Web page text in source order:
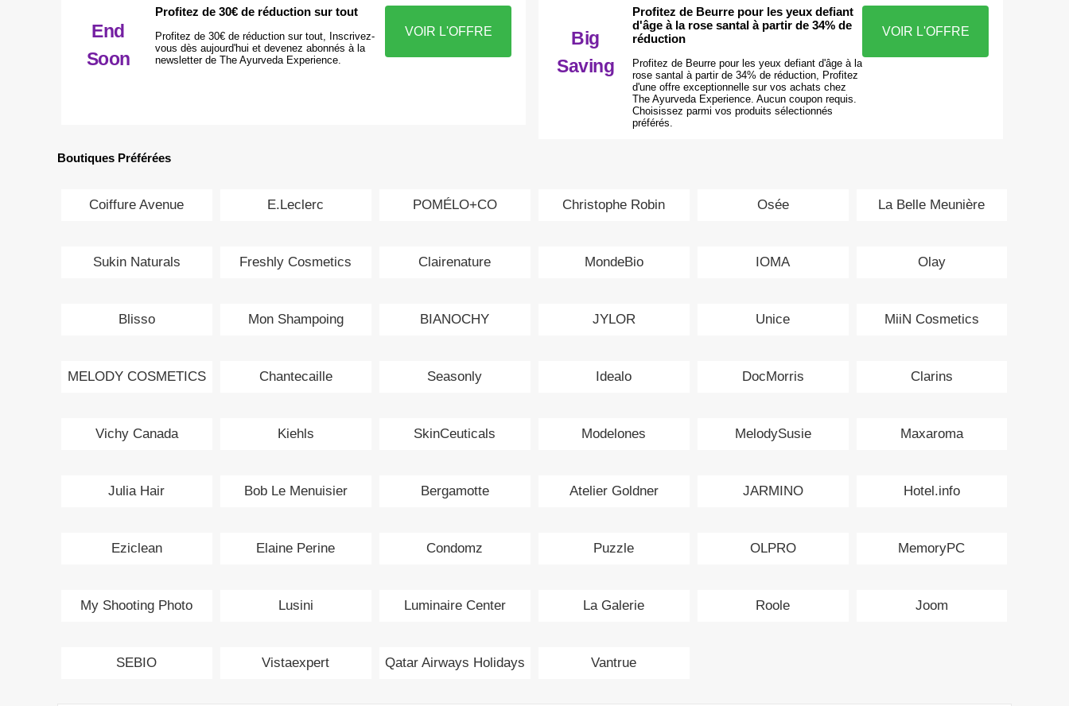
End
Soon
Profitez de 30€ de réduction sur tout
Profitez de 30€ de réduction sur tout, Inscrivez-
vous dès aujourd'hui et devenez abonnés à la
newsletter de The Ayurveda Experience.
VOIR L'OFFRE
Big
Saving
Profitez de Beurre pour les yeux defiant
d'âge à la rose santal à partir de 34% de
réduction
Profitez de Beurre pour les yeux defiant d'âge à la
rose santal à partir de 34% de réduction, Profitez
d'une offre exceptionnelle sur vos achats chez
The Ayurveda Experience. Aucun coupon requis.
Choisissez parmi vos produits sélectionnés
préférés.
VOIR L'OFFRE
Boutiques Préférées
Coiffure Avenue E.Leclerc POMÉLO+CO Christophe Robin Osée La Belle Meunière
Sukin Naturals Freshly Cosmetics Clairenature MondeBio IOMA Olay
Blisso Mon Shampoing BIANOCHY JYLOR Unice MiiN Cosmetics
MELODY COSMETICS Chantecaille Seasonly Idealo DocMorris Clarins
Vichy Canada Kiehls SkinCeuticals Modelones MelodySusie Maxaroma
Julia Hair Bob Le Menuisier Bergamotte Atelier Goldner JARMINO Hotel.info
Eziclean Elaine Perine Condomz Puzzle OLPRO MemoryPC
My Shooting Photo Lusini Luminaire Center La Galerie Roole Joom
SEBIO Vistaexpert Qatar Airways Holidays Vantrue